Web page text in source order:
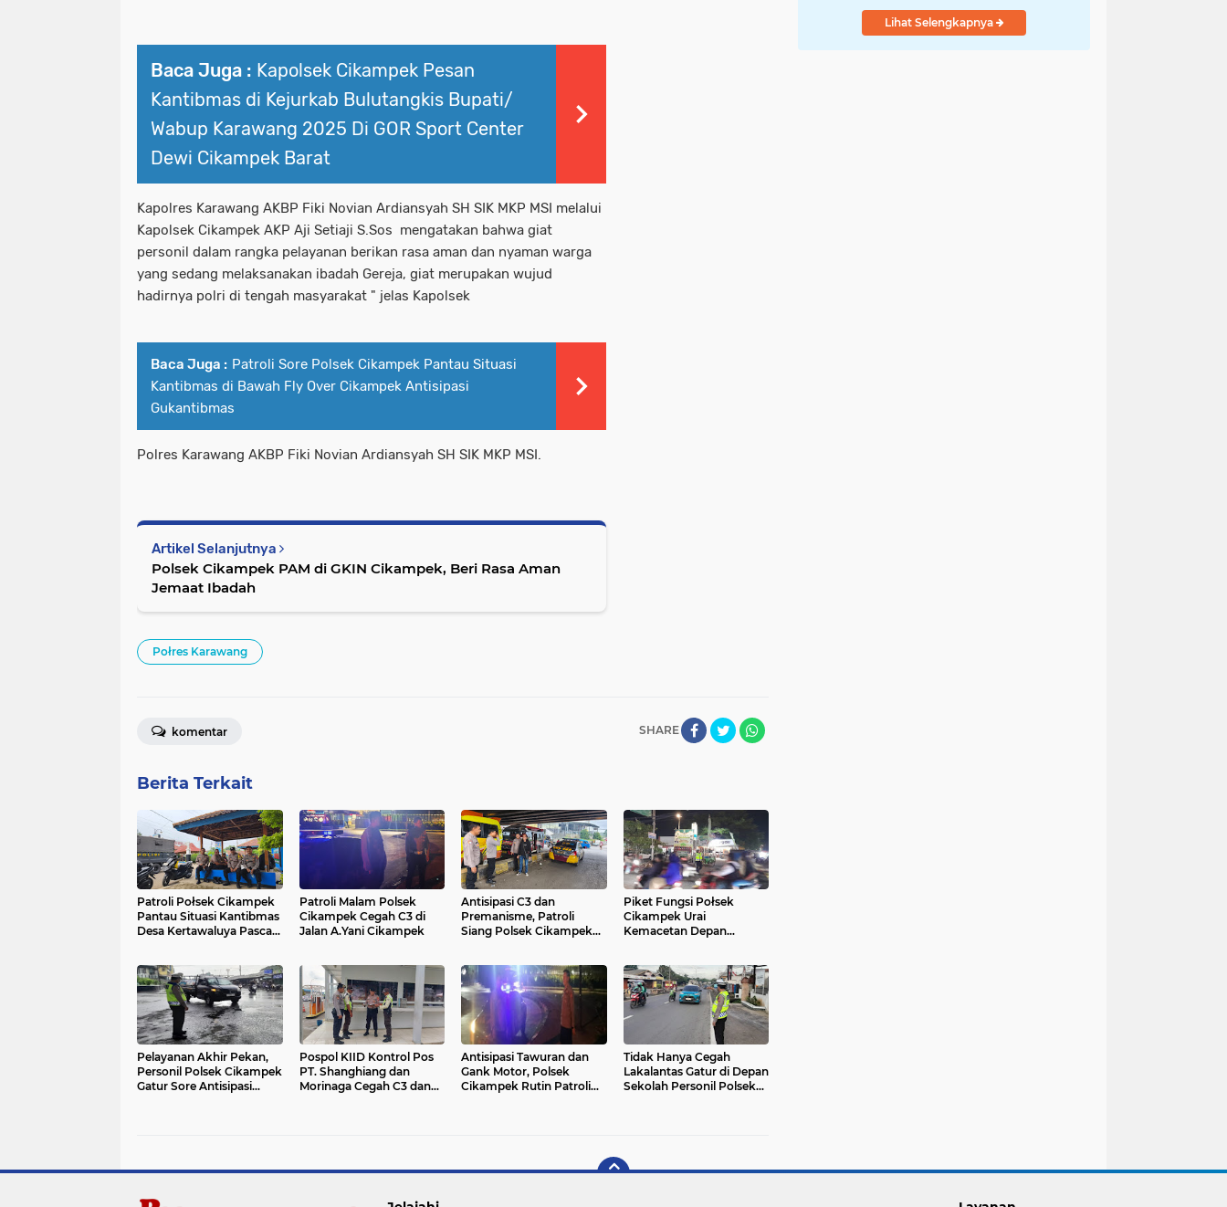
Baca Juga : Kapolsek Cikampek Pesan
Kantibmas di Kejurkab Bulutangkis Bupati/
Wabup Karawang 2025 Di GOR Sport Center
Dewi Cikampek Barat
Kapolres Karawang AKBP Fiki Novian Ardiansyah SH SIK MKP MSI melalui
Kapolsek Cikampek AKP Aji Setiaji S.Sos mengatakan bahwa giat
personil dalam rangka pelayanan berikan rasa aman dan nyaman warga
yang sedang melaksanakan ibadah Gereja, giat merupakan wujud
hadirnya polri di tengah masyarakat " jelas Kapolsek
Baca Juga : Patroli Sore Polsek Cikampek Pantau Situasi
Kantibmas di Bawah Fly Over Cikampek Antisipasi
Gukantibmas
Polres Karawang AKBP Fiki Novian Ardiansyah SH SIK MKP MSI.
Artikel Selanjutnya
Polsek Cikampek PAM di GKIN Cikampek, Beri Rasa Aman
Jemaat Ibadah
Połres Karawang
SHARE
komentar
Berita Terkait
Patroli Połsek Cikampek
Pantau Situasi Kantibmas
Desa Kertawaluya Pasca
Patroli Malam Polsek
Cikampek Cegah C3 di
Jalan A.Yani Cikampek
Antisipasi C3 dan
Premanisme, Patroli
Siang Polsek Cikampek
Over Cikampek
Piket Fungsi Połsek
Cikampek Urai
Kemacetan Depan
Pelayanan Akhir Pekan,
Personil Polsek Cikampek
Gatur Sore Antisipasi
Pospol KIID Kontrol Pos
PT. Shanghiang dan
Morinaga Cegah C3 dan
Antisipasi Tawuran dan
Gank Motor, Polsek
Cikampek Rutin Patroli
Tidak Hanya Cegah
Lakalantas Gatur di Depan
Sekolah Personil Polsek
Lihat Selengkapnya